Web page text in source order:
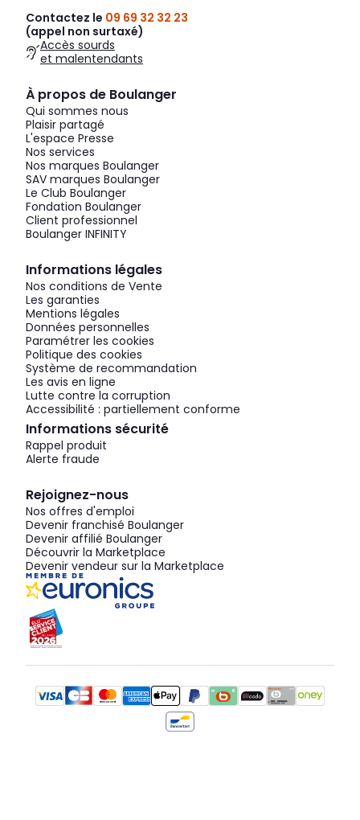
Contactez le 09 69 32 32 23
(appel non surtaxé)
Accès sourds
et malentendants
À propos de Boulanger
Qui sommes nous
Plaisir partagé
L'espace Presse
Nos services
Nos marques Boulanger
SAV marques Boulanger
Le Club Boulanger
Fondation Boulanger
Client professionnel
Boulanger INFINITY
Informations légales
Nos conditions de Vente
Les garanties
Mentions légales
Données personnelles
Paramétrer les cookies
Politique des cookies
Système de recommandation
Les avis en ligne
Lutte contre la corruption
Accessibilité : partiellement conforme
Informations sécurité
Rappel produit
Alerte fraude
Rejoignez-nous
Nos offres d'emploi
Devenir franchisé Boulanger
Devenir affilié Boulanger
Découvrir la Marketplace
Devenir vendeur sur la Marketplace